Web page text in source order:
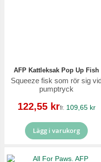
AFP Kattleksak Pop Up Fish
Squeeze fisk som rör sig
pumptryck
Reapris
122,55 krfr. 109,65 kr
Lägg i varukorg